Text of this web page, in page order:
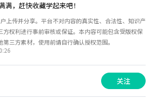
满，赶快收藏学起来吧！
上传并分享。平台不对内容的真实性、合法性、知识产
方权利进行事前审核或保证。本内容可能包含受版权保
三方素材，使用前请自行确认授权范围。
关注